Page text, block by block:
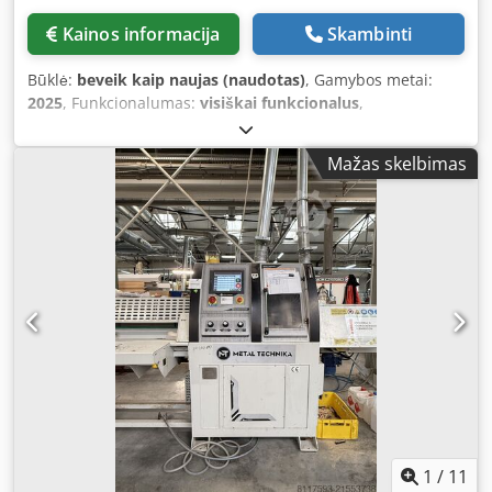
Kainos informacija Skambinti
Būklė: beveik kaip naujas (naudotas), Gamybos metai:
2025, Funkcionalumas: visiškai funkcionalus,
KOSZTOOSZCZĘDNA PIŁA OPTYMALIZUJĄCA Supercut 500
to szybka piła optymalizująca, która spełnia wymagania
najwyższych wydajności produkcyjnych przy zachowaniu
maksymalnej niezawodności. EKSTREMALNIE WYTRZYMAŁA
Bardzo solidna i wzmocniona konstrukcja stalowa. Dkodpey
Iz Hnefx Aiier Podajnik taśmowy zsynchronizowany i
sterowany tym samym silnikiem co wałki posuwowe.
Wyjątkowy system podwójnego, solidnego napędu górnego
i dolnego. Górny zespół posuwu z trzema utwardzanymi
wałkami zębatymi oraz 6 biernymi kołami dociskowymi (3
pary). Podnoszenie i opuszczanie każdego zębatego wałka
sterowane numerycznie. INNOWACYJNA TECHNOLOGIA
System elektroniczny składający się z komputera
połączonego w czasie rzeczywistym z nowoczesnym
sterownikiem numerycznym. Oprogramowanie TROPTIM
pracujące na systemie Windows. Pełna obsługa 5 klas
Mažas skelbimas
1 / 11